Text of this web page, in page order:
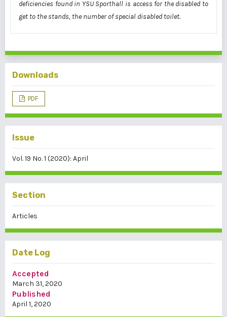
deficiencies found in YSU Sporthall is access for the disabled to
get to the stands, the number of special disabled toilet.
Downloads
PDF
Issue
Vol. 19 No. 1 (2020): April
Section
Articles
Date Log
Accepted
March 31, 2020
Published
April 1, 2020